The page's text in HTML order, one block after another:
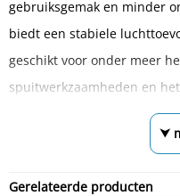
gebruiksgemak en minder
biedt een stabiele
geschikt voor onder meer
spuitwerkzaamheden en
⮟
Gerelateerde producten